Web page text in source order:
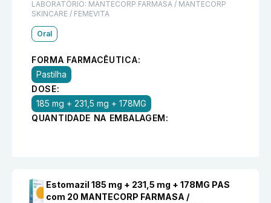
LABORATÓRIO: MANTECORP FARMASA / MANTECORP
SKINCARE / FEMEVITA
Oral
FORMA FARMACÊUTICA:
Pastilha
DOSE:
185 mg + 231,5 mg + 178MG
QUANTIDADE NA EMBALAGEM:
Estomazil 185 mg + 231,5 mg + 178MG PAS
com 20 MANTECORP FARMASA /